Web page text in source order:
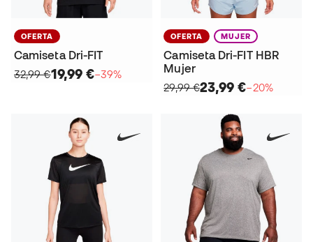
OFERTA
Camiseta Dri-FIT
32,99 €19,99 €−39%
OFERTA MUJER
Camiseta Dri-FIT HBR
Mujer
29,99 €23,99 €−20%